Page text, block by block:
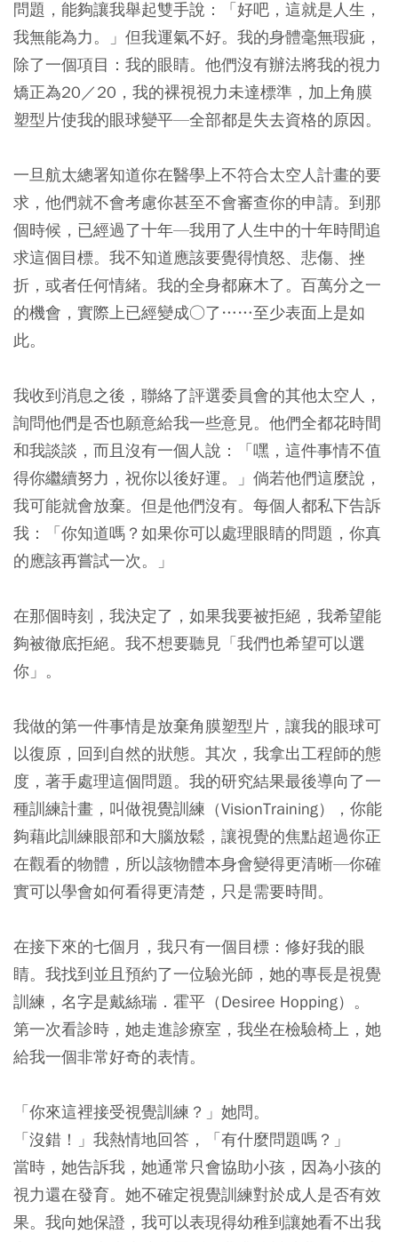
問題，能夠讓我舉起雙手說：「好吧，這就是人生，
我無能為力。」但我運氣不好。我的身體毫無瑕疵，
除了一個項目：我的眼睛。他們沒有辦法將我的視力
矯正為20／20，我的裸視視力未達標準，加上角膜
塑型片使我的眼球變平—全部都是失去資格的原因。
一旦航太總署知道你在醫學上不符合太空人計畫的要
求，他們就不會考慮你甚至不會審查你的申請。到那
個時候，已經過了十年—我用了人生中的十年時間追
求這個目標。我不知道應該要覺得憤怒、悲傷、挫
折，或者任何情緒。我的全身都麻木了。百萬分之一
的機會，實際上已經變成○了……至少表面上是如
此。
我收到消息之後，聯絡了評選委員會的其他太空人，
詢問他們是否也願意給我一些意見。他們全都花時間
和我談談，而且沒有一個人說：「嘿，這件事情不值
得你繼續努力，祝你以後好運。」倘若他們這麼說，
我可能就會放棄。但是他們沒有。每個人都私下告訴
我：「你知道嗎？如果你可以處理眼睛的問題，你真
的應該再嘗試一次。」
在那個時刻，我決定了，如果我要被拒絕，我希望能
夠被徹底拒絕。我不想要聽見「我們也希望可以選
你」。
我做的第一件事情是放棄角膜塑型片，讓我的眼球可
以復原，回到自然的狀態。其次，我拿出工程師的態
度，著手處理這個問題。我的研究結果最後導向了一
種訓練計畫，叫做視覺訓練（VisionTraining），你能
夠藉此訓練眼部和大腦放鬆，讓視覺的焦點超過你正
在觀看的物體，所以該物體本身會變得更清晰—你確
實可以學會如何看得更清楚，只是需要時間。
在接下來的七個月，我只有一個目標：修好我的眼
睛。我找到並且預約了一位驗光師，她的專長是視覺
訓練，名字是戴絲瑞．霍平（Desiree Hopping）。
第一次看診時，她走進診療室，我坐在檢驗椅上，她
給我一個非常好奇的表情。
「你來這裡接受視覺訓練？」她問。
「沒錯！」我熱情地回答，「有什麼問題嗎？」
當時，她告訴我，她通常只會協助小孩，因為小孩的
視力還在發育。她不確定視覺訓練對於成人是否有效
果。我向她保證，我可以表現得幼稚到讓她看不出我